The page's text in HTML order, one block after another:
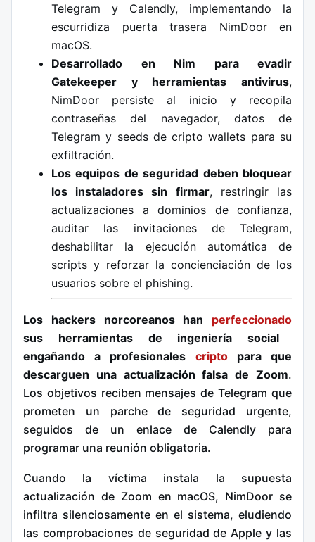
Telegram y Calendly, implementando la
escurridiza puerta trasera NimDoor en
macOS.
Desarrollado en Nim para evadir
Gatekeeper y herramientas antivirus,
NimDoor persiste al inicio y recopila
contraseñas del navegador, datos de
Telegram y seeds de cripto wallets para su
exfiltración.
Los equipos de seguridad deben bloquear
los instaladores sin firmar, restringir las
actualizaciones a dominios de confianza,
auditar las invitaciones de Telegram,
deshabilitar la ejecución automática de
scripts y reforzar la concienciación de los
usuarios sobre el phishing.
Los hackers norcoreanos han perfeccionado
sus herramientas de ingeniería social
engañando a profesionales criptopara que
descarguen una actualización falsa de Zoom.
Los objetivos reciben mensajes de Telegram que
prometen un parche de seguridad urgente,
seguidos de un enlace de Calendly para
programar una reunión obligatoria.
Cuando la víctima instala la supuesta
actualización de Zoom en macOS, NimDoor se
infiltra silenciosamente en el sistema, eludiendo
las comprobaciones de seguridad de Apple y las